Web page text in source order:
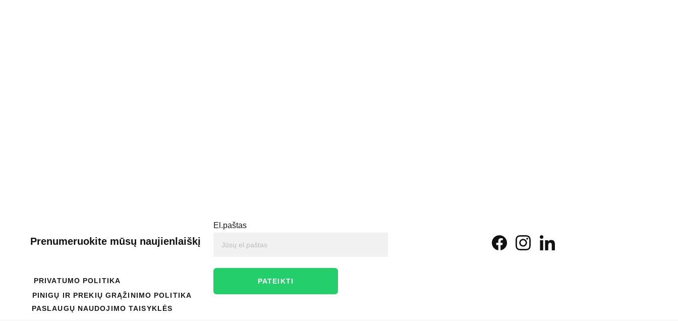
Prenumeruokite mūsų naujienlaiškį
El.paštas
PATEIKTI
PRIVATUMO POLITIKA
PINIGŲ IR PREKIŲ GRĄŽINIMO POLITIKA
PASLAUGŲ NAUDOJIMO TAISYKLĖS